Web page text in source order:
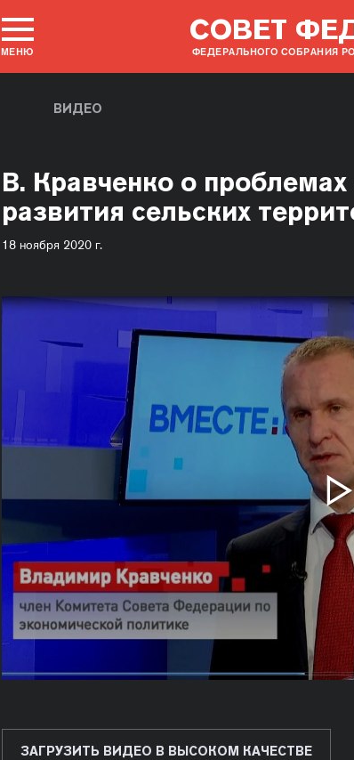
МЕНЮ
СОВЕТ
ФЕДЕРАЛЬНОГО СОБРАНИЯ
ВИДЕО
В. Кравченко о
развития сельских
18 ноября 2020 г.
ЗАГРУЗИТЬ ВИДЕО В ВЫСОКОМ КАЧЕСТВЕ